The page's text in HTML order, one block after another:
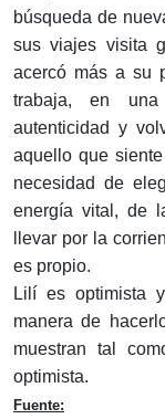
búsqueda de
sus viajes visita
acercó más a su
trabaja, en
autenticidad y
aquello que
necesidad de
energía vital, de
llevar por la
es propio.
Lilí es optimista
manera de
muestran tal
optimista.
Fuente: